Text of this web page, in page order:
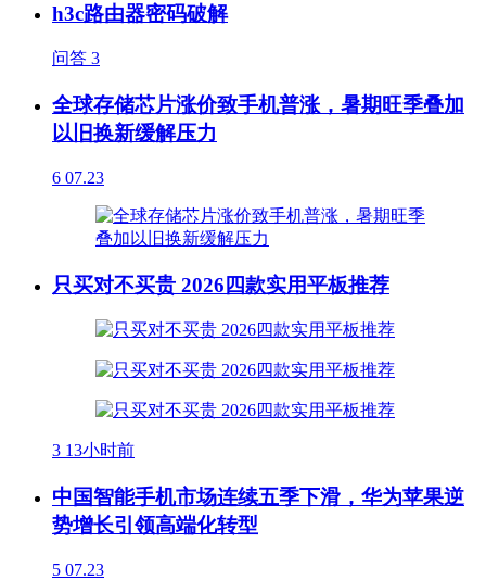
h3c路由器密码破解
问答 3
全球存储芯片涨价致手机普涨，暑期旺季叠加
以旧换新缓解压力
6 07.23
只买对不买贵 2026四款实用平板推荐
3 13小时前
中国智能手机市场连续五季下滑，华为苹果逆
势增长引领高端化转型
5 07.23